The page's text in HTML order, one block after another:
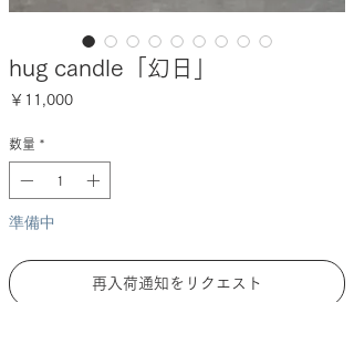
hug candle「幻日」
￥11,000価
数量 *
準備中
再入荷通知をリクエスト